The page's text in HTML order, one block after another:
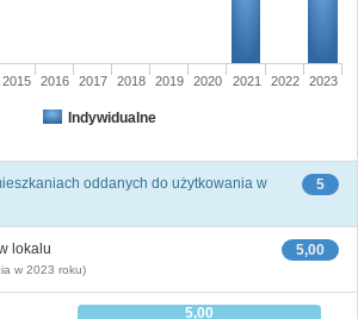
Indywidualne
2015 2016 2017 2018 2019 2020 2021 2022 2023
5
oddanych do użytkowania w
5,00
lokalu
w 2023 roku)
5,00